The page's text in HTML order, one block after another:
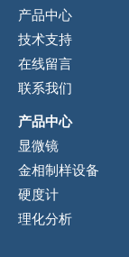
产品中心
技术支持
在线留言
联系我们
产品中心
显微镜
金相制样设备
硬度计
理化分析